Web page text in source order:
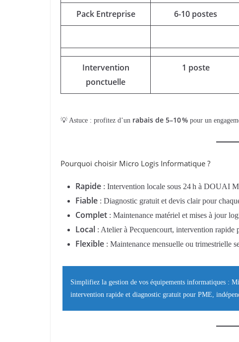
Pack Entreprise 6-10 postes
Intervention
ponctuelle
1 poste
💡 Astuce : profitez d’un rabais de 5–10 % pour un
Pourquoi choisir Micro Logis Informatique ?
Rapide : Intervention locale sous 24 h à
Fiable : Diagnostic gratuit et devis clair pour
Complet : Maintenance matériel et mises à jour
Local : Atelier à Pecquencourt, intervention rapide
Flexible : Maintenance mensuelle ou trimestrielle
Simplifiez la gestion de vos équipements informatiques :
intervention rapide et diagnostic gratuit pour PME,